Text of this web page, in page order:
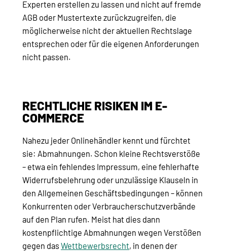
Experten erstellen zu lassen und nicht auf fremde
AGB oder Mustertexte zurückzugreifen, die
möglicherweise nicht der aktuellen Rechtslage
entsprechen oder für die eigenen Anforderungen
nicht passen.
RECHTLICHE RISIKEN IM E-
COMMERCE
Nahezu jeder Onlinehändler kennt und fürchtet
sie: Abmahnungen. Schon kleine Rechtsverstöße
– etwa ein fehlendes Impressum, eine fehlerhafte
Widerrufsbelehrung oder unzulässige Klauseln in
den Allgemeinen Geschäftsbedingungen – können
Konkurrenten oder Verbraucherschutzverbände
auf den Plan rufen. Meist hat dies dann
kostenpflichtige Abmahnungen wegen Verstößen
gegen das Wettbewerbsrecht, in denen der